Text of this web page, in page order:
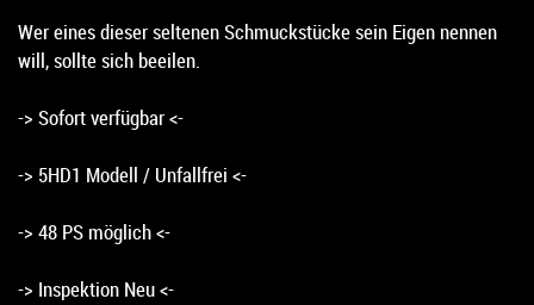
Wer eines dieser seltenen Schmuckstücke sein Eigen nennen
will, sollte sich beeilen.
-> Sofort verfügbar <-
-> 5HD1 Modell / Unfallfrei <-
-> 48 PS möglich <-
-> Inspektion Neu <-